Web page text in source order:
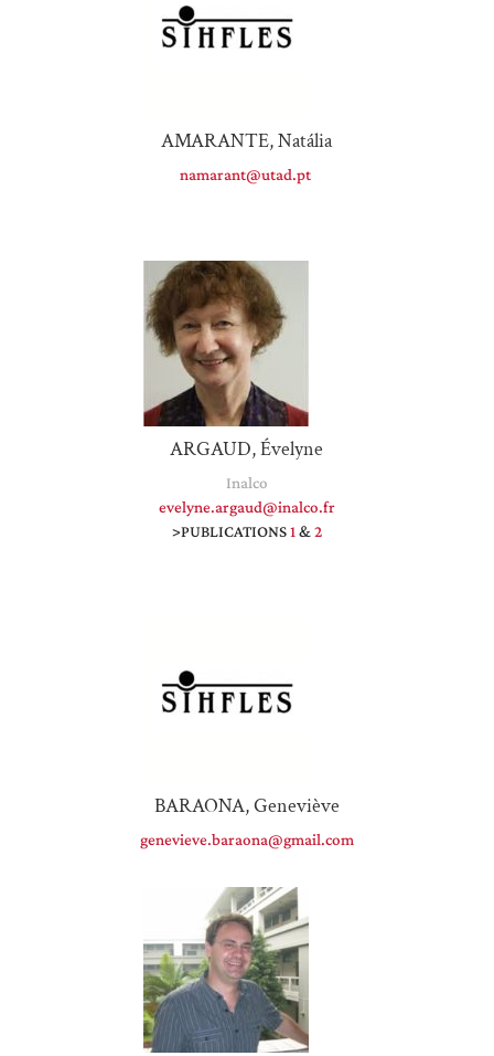
AMARANTE, Natália
namarant@utad.pt
ARGAUD, Évelyne
Inalco
evelyne.argaud@inalco.fr
>PUBLICATIONS1&2
BARAONA, Geneviève
genevieve.baraona@gmail.com